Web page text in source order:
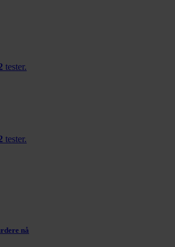
tester.
tester.
nå